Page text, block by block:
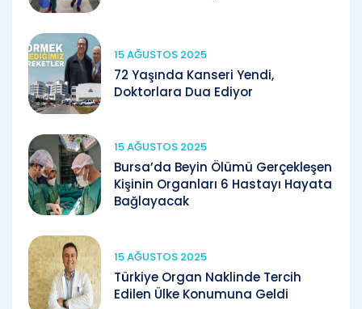
15 AĞUSTOS 2025
72 Yaşında Kanseri Yendi,
Doktorlara Dua Ediyor
15 AĞUSTOS 2025
Bursa’da Beyin Ölümü Gerçekleşen
Kişinin Organları 6 Hastayı Hayata
Bağlayacak
15 AĞUSTOS 2025
Türkiye Organ Naklinde Tercih
Edilen Ülke Konumuna Geldi